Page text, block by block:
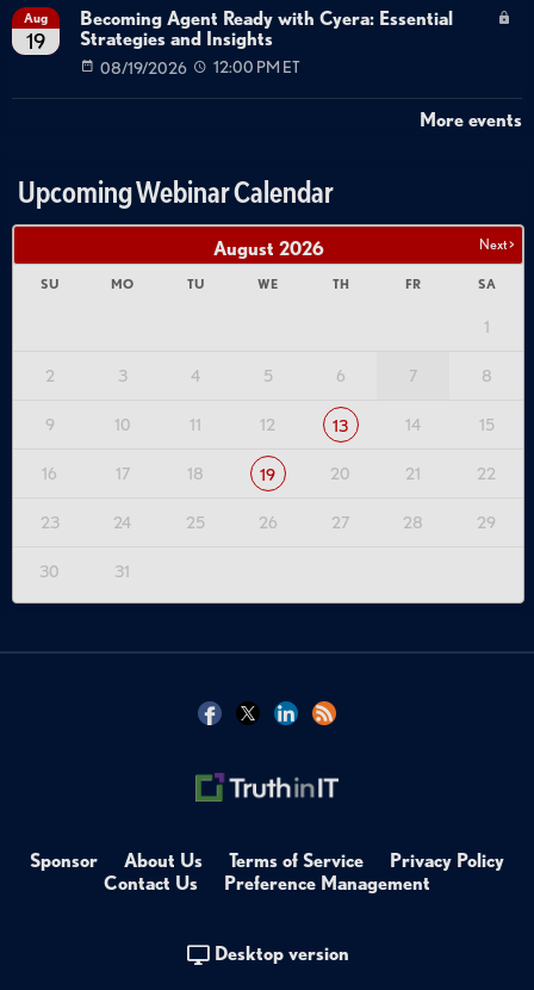
Aug
19
Becoming Agent Ready with Cyera: Essential
Strategies and Insights
08/19/2026 12:00 PM ET
More events
Upcoming Webinar Calendar
Next >
August 2026
SU MO TU WE TH FR SA
1
2 3 4 5 6 7 8
9 10 11 12 13 14 15
16 17 18 19 20 21 22
23 24 25 26 27 28 29
30 31
Sponsor About Us Terms of Service
Privacy Policy
Contact Us
Preference Management
Desktop version